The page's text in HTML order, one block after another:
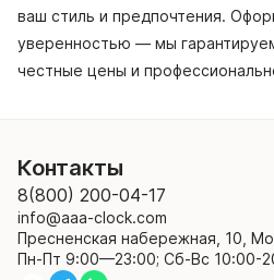
ваш стиль и предпочтения.
уверенностью — мы
честные цены и
Контакты
8(800) 200-04-17
info@aaa-clock.com
Пресненская набережная, 10,
Пн-Пт 9:00—23:00; Сб-Вс 10:00-